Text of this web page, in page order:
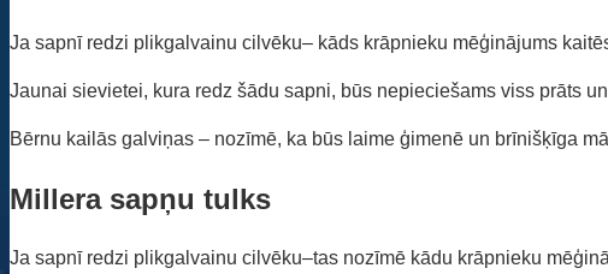
Ja sapnī redzi plikgalvainu cilvēku– kāds krāpnieku mēģinājums
Jaunai sievietei, kura redz šādu sapni, būs nepieciešams viss prāts
Bērnu kailās galviņas – nozīmē, ka būs laime ģimenē un brīnišķīga
Millera sapņu tulks
Ja sapnī redzi plikgalvainu cilvēku–tas nozīmē kādu krāpnieku